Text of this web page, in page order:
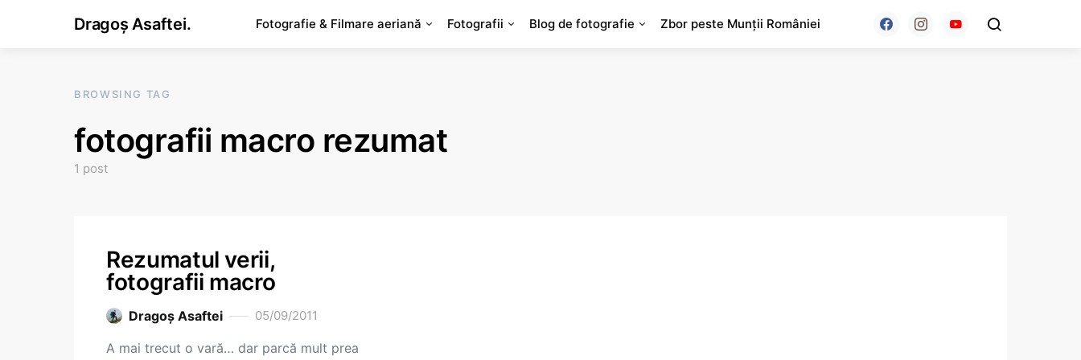
Dragoș Asaftei. Fotografie & Filmare aeriană Fotografii Blog de fotografie Zbor peste Munții României
BROWSING TAG
fotografii macro rezumat
1 post
Rezumatul verii,
fotografii macro
Dragoş Asaftei 05/09/2011
A mai trecut o vară… dar parcă mult prea